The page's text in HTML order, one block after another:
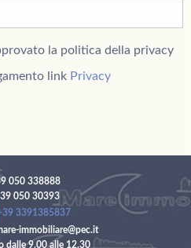
la politica della privacy
link Privacy
050 338888
050 30393
3391385837
immobiliare@pec.it
dalle 9.00 alle 12.30